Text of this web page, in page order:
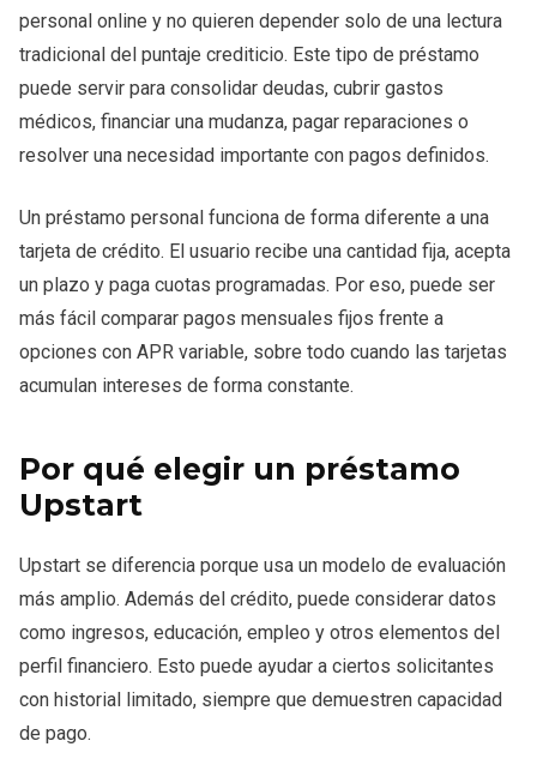
personal online y no quieren depender solo de una lectura
tradicional del puntaje crediticio. Este tipo de préstamo
puede servir para consolidar deudas, cubrir gastos
médicos, financiar una mudanza, pagar reparaciones o
resolver una necesidad importante con pagos definidos.
Un préstamo personal funciona de forma diferente a una
tarjeta de crédito. El usuario recibe una cantidad fija, acepta
un plazo y paga cuotas programadas. Por eso, puede ser
más fácil comparar pagos mensuales fijos frente a
opciones con APR variable, sobre todo cuando las tarjetas
acumulan intereses de forma constante.
Por qué elegir un préstamo
Upstart
Upstart se diferencia porque usa un modelo de evaluación
más amplio. Además del crédito, puede considerar datos
como ingresos, educación, empleo y otros elementos del
perfil financiero. Esto puede ayudar a ciertos solicitantes
con historial limitado, siempre que demuestren capacidad
de pago.